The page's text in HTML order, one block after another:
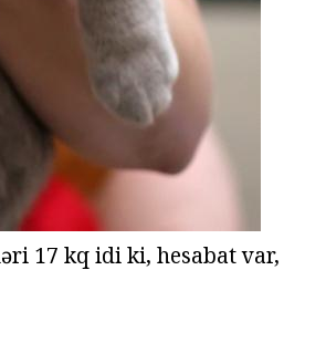
17 kq idi ki, hesabat var,